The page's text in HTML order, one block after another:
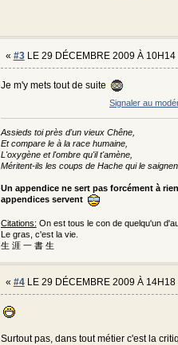
« #3LE 29 DÉCEMBRE 2009 À 10H14
Je m'y mets tout de suite
Signaler au
Assieds toi près d'un vieux Chêne,
Et compare le à la race humaine,
L'oxygène et l'ombre qu'il t'amène,
Méritent-ils les coups de Hache qui le
Un appendice ne sert pas forcément à
appendices servent
Citations: On est tous le con de quelqu'un
Le gras, c'est la vie.
生 涯 一 書 生
« #4LE 29 DÉCEMBRE 2009 À 14H18
Surtout pas, dans tout métier c'est la